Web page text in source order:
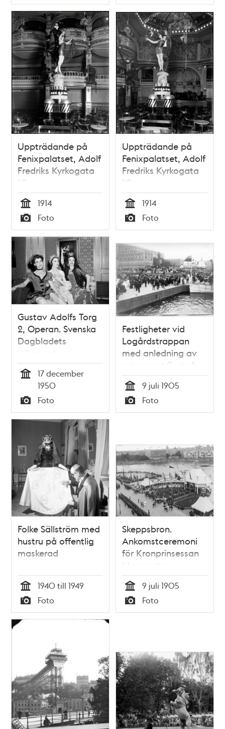
Typ Typ
Uppträdande på
Fenixpalatset, Adolf
Fredriks Kyrkogata
10
Tid
1914
Typ
Foto
Uppträdande på
Fenixpalatset, Adolf
Fredriks Kyrkogata
10
Tid
1914
Typ
Foto
Gustav Adolfs Torg
2, Operan. Svenska
Dagbladets
julkonsert.
Medlemmar i
operabaletten Gun
Skogberg, Ellen
Rasch och Elsa-
Marianne Von Rosen
17 december
1950
Typ
Foto
Festligheter vid
Logårdstrappan
med anledning av
prinsparet Gustaf
Adolfs och
Margareta av
Connaughts
hemkomst 9 juli
Tid
9 juli 1905
Typ
Foto
Folke Sällström med
hustru på offentlig
maskerad
Tid
1940 till 1949
Typ
Foto
Skeppsbron.
Ankomstceremoni
för Kronprinsessan
Margareta
Tid
9 juli 1905
Typ
Foto